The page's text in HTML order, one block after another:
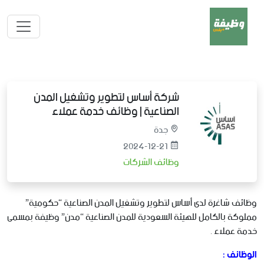
شركة أساس لتطوير وتشغيل المدن
الصناعية | وظائف خدمة عملاء
جدة
2024-12-21
وظائف الشركات
وظائف شاغرة لدى أساس لتطوير وتشغيل المدن الصناعية “حكومية”
مملوكة بالكامل للهيئة السعودية للمدن الصناعية “مدن” وظيفة بمسمى
خدمة عملاء .
الوظائف :